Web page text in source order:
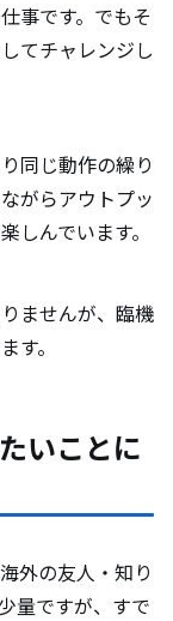
事です。でもそ
てチャレンジし
同じ動作の繰り
がらアウトプッ
しんでいます。
ませんが、臨機
す。
いことに
外の友人・知り
量ですが、すで